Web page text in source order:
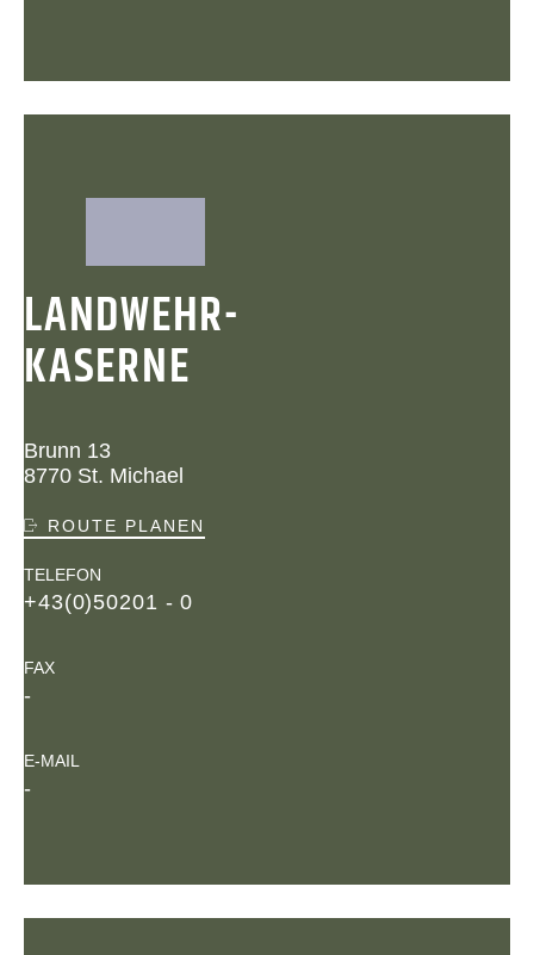
LANDWEHR-
KASERNE
Brunn 13
8770 St. Michael
ROUTE PLANEN
TELEFON
+43(0)50201 - 0
FAX
-
E-MAIL
-